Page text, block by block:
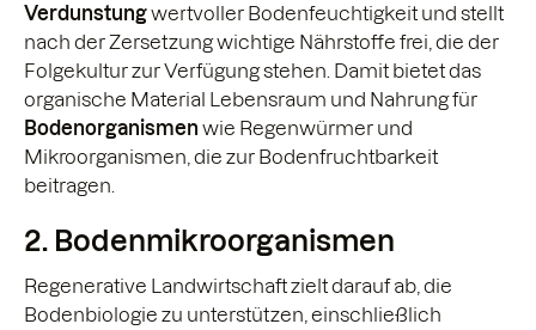
Verdunstungwertvoller Bodenfeuchtigkeit und stellt
nach der Zersetzung wichtige Nährstoffe frei, die der
Folgekultur zur Verfügung stehen. Damit bietet das
organische Material Lebensraum und Nahrung für
Bodenorganismen wie Regenwürmer und
Mikroorganismen, die zur Bodenfruchtbarkeit
beitragen.
2. Bodenmikroorganismen
Regenerative Landwirtschaft zielt darauf ab, die
Bodenbiologie zu unterstützen, einschließlich